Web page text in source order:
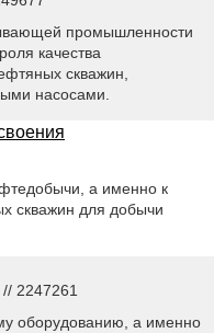
промышленности
качества
скважин,
насосами.
а именно к
скважин для добычи
// 2247261
оборудованию, а именно